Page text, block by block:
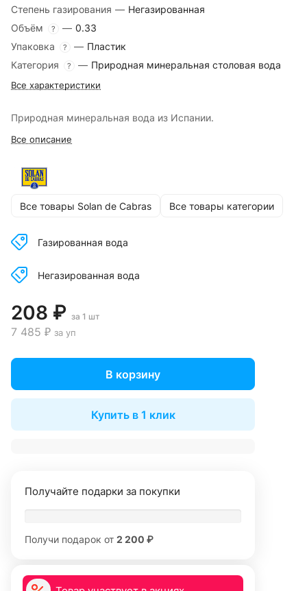
Степень газирования — Негазированная
Объём
? — 0.33
Упаковка
? — Пластик
Категория
? — Природная минеральная столовая вода
Все характеристики
Природная минеральная вода из Испании.
Все описание
Все товары Solan de Cabras Все товары категории
Газированная вода
Негазированная вода
208 ₽ за 1 шт
7 485 ₽ за уп
В корзину
Купить в 1 клик
Получайте подарки за покупки
Получи подарок от 2 200 ₽